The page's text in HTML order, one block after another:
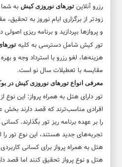
رزرو آنلاین تورهای نوروزی کیش به
زودتر از برگزاری ایام نوروز به تحقیق،
و پرواز‌ها بپردازید و برنامه ریزی اصولی
تور کیششامل دسترسی به کلیه
هزینه‌ها، لغو رزرو با استرداد وجه و
مقایسه با تعطیلات سال نو است.
معرفی انواع تورهای نوروزی کیش در
تور دارای هتل به همراه پرواز: این نوع از
افرادی مناسب‌ترند که قصد دارند بخش
را بر عهده برنامه ریز تور بگذارند.
تجربه‌های جدید هستند، این نوع تور را
هتل به همراه پرواز برای کسانی
هتل و نوع پرواز تحقیق کنند اما قصد